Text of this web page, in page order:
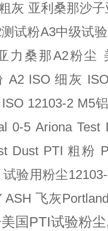
灰 亚利桑那沙
试粉A3中级试
力桑那A2粉尘
A2 ISO 细灰
12103-2 M5
0-5 Ariona
Dust PTI 粗粉
试验用粉尘
ASH 飞灰
美国PTI试验粉